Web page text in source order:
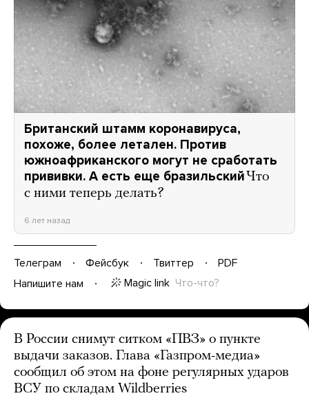
Британский штамм коронавируса,
похоже, более летален. Против
южноафриканского могут не сработать
прививки. А есть еще бразильский Что
с ними теперь делать?
6 лет назад
Телеграм Фейсбук Твиттер
PDF
Напишите нам
Magic link Что-что?
В России снимут ситком «ПВЗ» о пункте
выдачи заказов. Глава «Газпром-медиа»
сообщил об этом на фоне регулярных ударов
ВСУ по складам Wildberries